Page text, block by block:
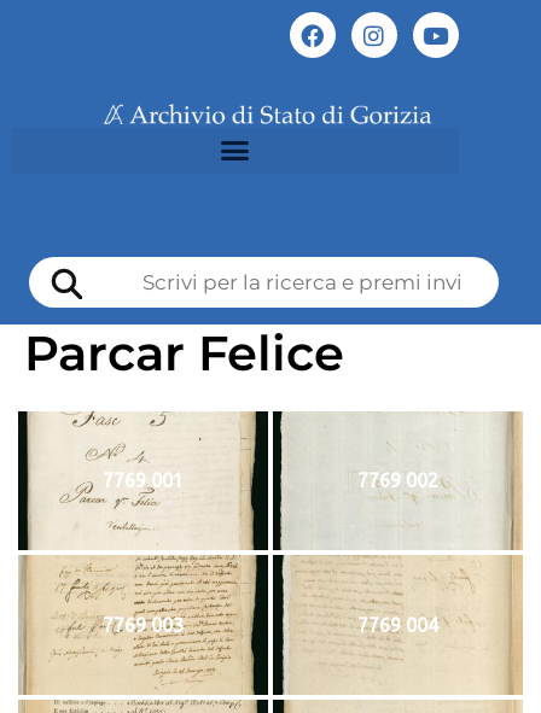
Parcar Felice
7769 001 7769 002
7769 003 7769 004